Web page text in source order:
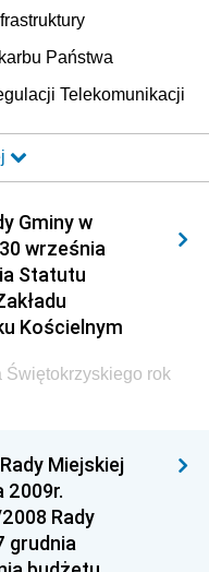
Państwa
Telekomunikacji
i Budownictwa
Wewnętrznych i
i Szkolnictwa
Urzędu Miar
i Rozwoju Wsi
Narodowej i
Gminy w
września
Statutu
Kościelnym
Świętokrzyskiego rok
Miejskiej
2009r.
Rady
grudnia